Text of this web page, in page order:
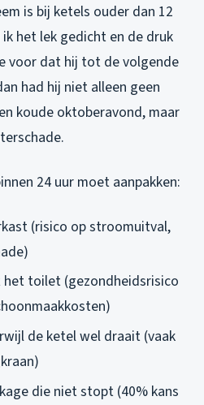
is bij ketels ouder dan 12
het lek gedicht en de druk
voor dat hij tot de volgende
had hij niet alleen geen
koude oktoberavond, maar
24 uur moet aanpakken:
(risico op stroomuitval,
het toilet (gezondheidsrisico
de ketel wel draait (vaak
die niet stopt (40% kans